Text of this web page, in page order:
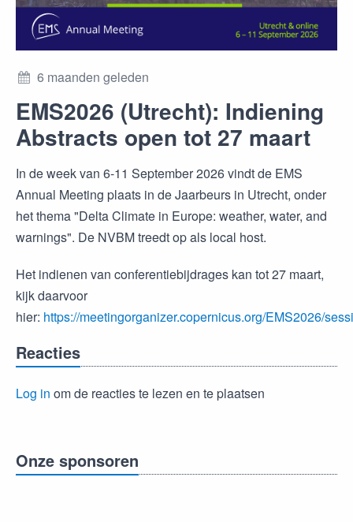
6 maanden geleden
EMS2026 (Utrecht): Indiening
Abstracts open tot 27 maart
In de week van 6-11 September 2026 vindt de EMS
Annual Meeting plaats in de Jaarbeurs in Utrecht, onder
het thema "Delta Climate in Europe: weather, water, and
warnings". De NVBM treedt op als local host.
Het indienen van conferentiebijdrages kan tot 27 maart,
kijk daarvoor
hier: https://meetingorganizer.copernicus.org/EMS2026/
Reacties
Log in om de reacties te lezen en te plaatsen
Onze sponsoren